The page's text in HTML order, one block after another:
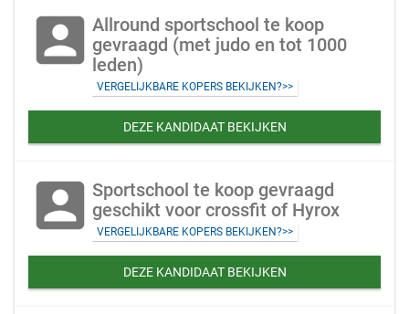
account_box Allround sportschool te koop
gevraagd (met judo en tot 1000
leden)
VERGELIJKBARE KOPERS BEKIJKEN?>>
DEZE KANDIDAAT BEKIJKEN
account_box Sportschool te koop gevraagd
geschikt voor crossfit of Hyrox
VERGELIJKBARE KOPERS BEKIJKEN?>>
DEZE KANDIDAAT BEKIJKEN